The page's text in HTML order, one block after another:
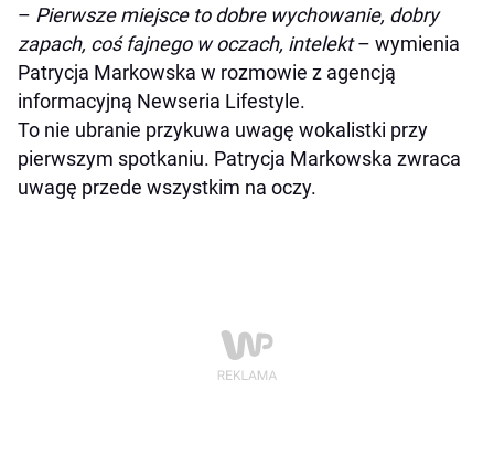
– Pierwsze miejsce to dobre wychowanie, dobry
zapach, coś fajnego w oczach, intelekt– wymienia
Patrycja Markowska w rozmowie z agencją
informacyjną Newseria Lifestyle.
To nie ubranie przykuwa uwagę wokalistki przy
pierwszym spotkaniu. Patrycja Markowska zwraca
uwagę przede wszystkim na oczy.